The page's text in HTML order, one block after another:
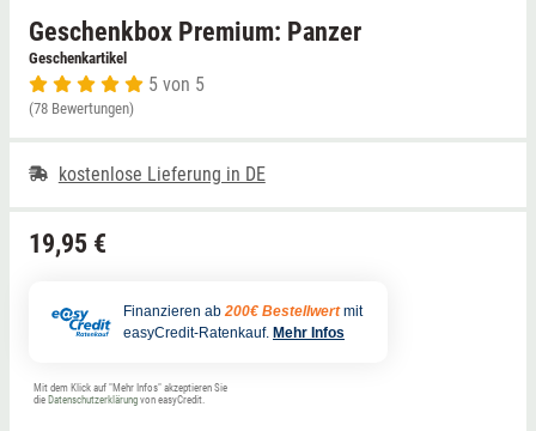
Geschenkbox Premium: Panzer
Geschenkartikel
5 von 5
(78 Bewertungen)
kostenlose Lieferung in DE
19,95 €
Finanzieren ab 200€ Bestellwert mit
easyCredit-Ratenkauf. Mehr Infos
Mit dem Klick auf "Mehr Infos" akzeptieren Sie
die Datenschutzerklärung von easyCredit.
Niedersachsen
NRW
Rheinland-Pfalz
Saarland
Grimmen (MV)
Rostock/Sanitz (MV)
Knüllwald (Hessen)
Thale
Weißwasser
Züttlingen